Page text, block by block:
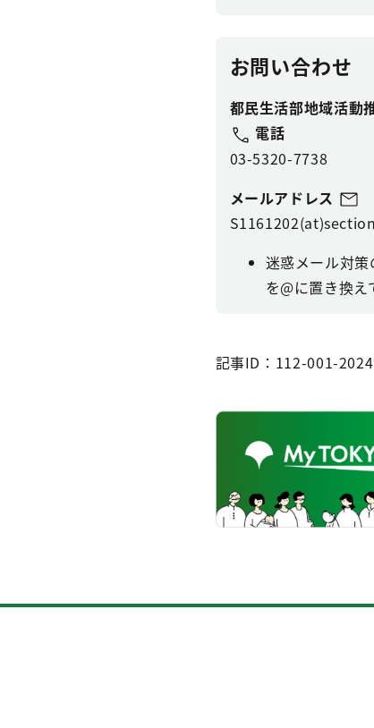
お問い合わせ
都民生活部地域活動
電話
03-5320-7738
メールアドレス
迷惑メール対
を@に置き換え
記事ID：112-001-